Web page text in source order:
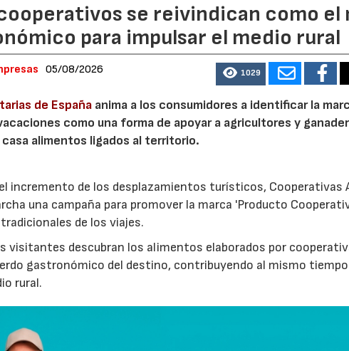
se reivindican como el
para impulsar el medio rural
05/08/2026 1029
de España anima a los consumidores a identificar la
como una forma de apoyar a agricultores y
casa alimentos ligados al territorio.
incremento de los desplazamientos turísticos,
una campaña para promover la marca 'Producto
de los viajes.
visitantes descubran los alimentos elaborados por
gastronómico del destino, contribuyendo al mismo
rural.